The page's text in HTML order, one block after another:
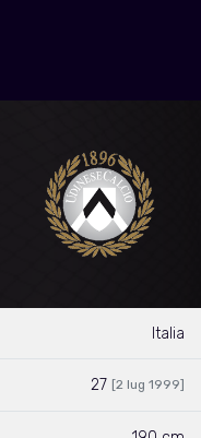
Italia
27 [2 lug 1999]